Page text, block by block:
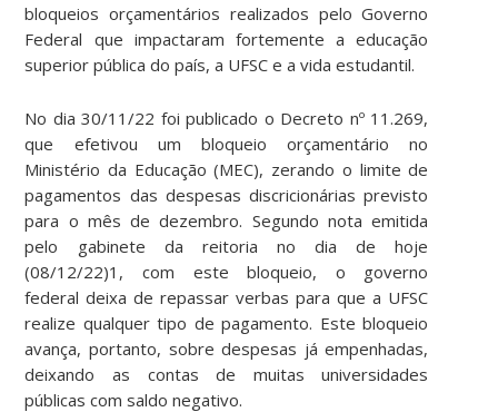
bloqueios orçamentários realizados pelo Governo
Federal que impactaram fortemente a educação
superior pública do país, a UFSC e a vida estudantil.
No dia 30/11/22 foi publicado o Decreto nº 11.269,
que efetivou um bloqueio orçamentário no
Ministério da Educação (MEC), zerando o limite de
pagamentos das despesas discricionárias previsto
para o mês de dezembro. Segundo nota emitida
pelo gabinete da reitoria no dia de hoje
(08/12/22)1, com este bloqueio, o governo
federal deixa de repassar verbas para que a UFSC
realize qualquer tipo de pagamento. Este bloqueio
avança, portanto, sobre despesas já empenhadas,
deixando as contas de muitas universidades
públicas com saldo negativo.